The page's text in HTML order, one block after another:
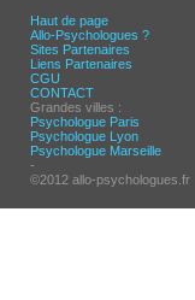
Haut de page
Allo-Psychologues ?
Sites Partenaires
Liens Partenaires
CGU
CONTACT
Grandes villes :
Psychologue Paris
Psychologue Lyon
Psychologue Marseille
-
©2012 allo-psychologues.fr